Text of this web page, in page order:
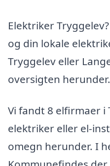
Elektriker
og din lokale
Tryggelev eller
oversigten herunder.
Vi fandt 8 elfirmaer i
elektriker eller el-
omegn herunder. I